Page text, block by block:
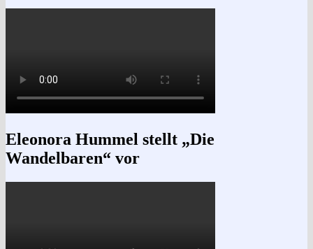
Eleonora Hummel stellt „Die
Wandelbaren“ vor